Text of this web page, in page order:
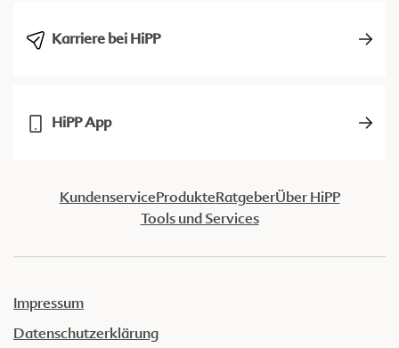
Karriere bei HiPP
HiPP App
KundenserviceProdukteRatgeberÜber HiPP
Tools und Services
Impressum
Datenschutzerklärung